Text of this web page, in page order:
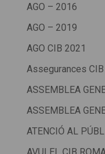
AGO – 2016
AGO – 2019
AGO CIB 2021
Assegurances
ASSEMBLEA
ASSEMBLEA
ATENCIÓ AL